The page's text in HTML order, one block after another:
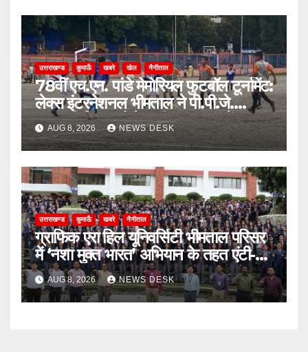
उत्तराखण्ड कुमाऊँ खबरे खेल नैनीताल
78वीं एच.एन. पांडे मेमोरियल फुटबॉल टूर्नामेंट:
लेक्स इंटरनेशनल भीमताल ने पी.पी.जे.
सरस्वती विहार को पेनल्टी शूटआउट में हराकर
सेमीफाइनल में बनाई जगह
AUG 8, 2026 NEWS DESK
उत्तराखण्ड कुमाऊँ खबरे नैनीताल
ग्राफिक एरा हिल यूनिवर्सिटी भीमताल परिसर
में ‘नशा मुक्त भारत’ अभियान के तहत एंटी-
ड्रग शपथ
AUG 8, 2026 NEWS DESK